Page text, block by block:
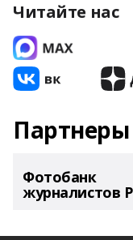
Читайте нас
Партнеры
Фотобанк
журналистов